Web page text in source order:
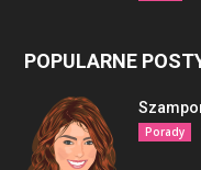
POPULARNE
Porady